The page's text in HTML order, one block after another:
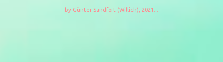
by Günter Sandfort (Willich), 2021...